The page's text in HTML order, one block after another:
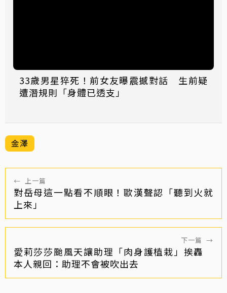
33歲男星猝死！前女友曝震撼對話 生前疑
遭潛規則「身體已透支」
金澤
← 上一篇
對岳母這一點看不順眼！歐漢聲認「聽到火就
上來」
下一篇 →
愛莉莎莎颱風天讓助理「肉身護植栽」挨轟
本人親回：助理不會被吹出去